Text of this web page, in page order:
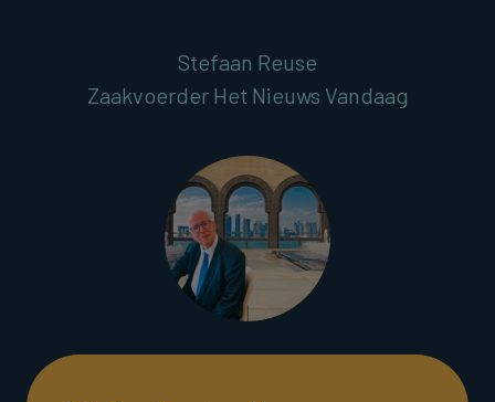
Stefaan Reuse
Zaakvoerder Het Nieuws Vandaag